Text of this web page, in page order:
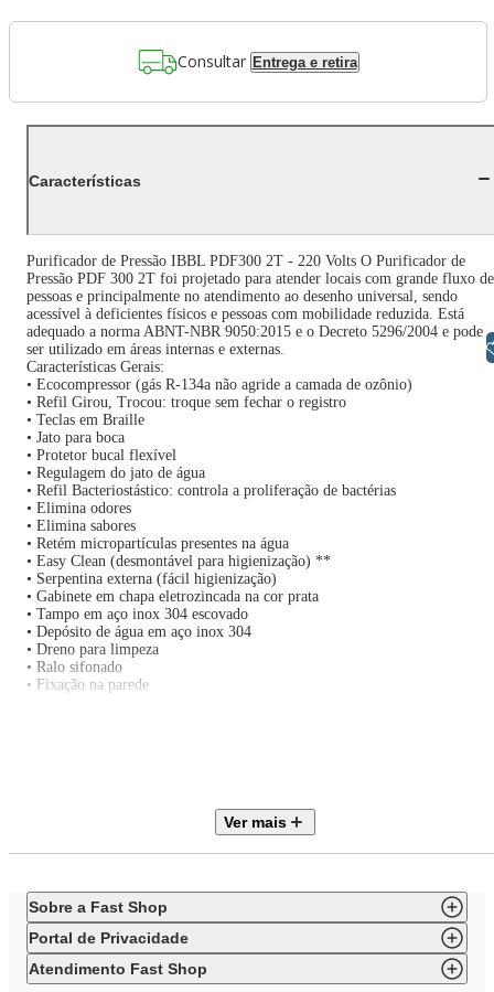
Consultar Entrega e retira
Características
Purificador de Pressão IBBL PDF300 2T - 220 Volts O Purificador de
Pressão PDF 300 2T foi projetado para atender locais com grande fluxo de
pessoas e principalmente no atendimento ao desenho universal, sendo
acessível à deficientes físicos e pessoas com mobilidade reduzida. Está
adequado a norma ABNT-NBR 9050:2015 e o Decreto 5296/2004 e pode
ser utilizado em áreas internas e externas.
Características Gerais:
• Ecocompressor (gás R-134a não agride a camada de ozônio)
• Refil Girou, Trocou: troque sem fechar o registro
• Teclas em Braille
• Jato para boca
• Protetor bucal flexível
• Regulagem do jato de água
• Refil Bacteriostástico: controla a proliferação de bactérias
• Elimina odores
• Elimina sabores
• Retém micropartículas presentes na água
• Easy Clean (desmontável para higienização) **
• Serpentina externa (fácil higienização)
• Gabinete em chapa eletrozincada na cor prata
• Tampo em aço inox 304 escovado
• Depósito de água em aço inox 304
• Dreno para limpeza
• Ralo sifonado
• Fixação na parede
• Potência (W): 185
• Frequência - Mercado Nacional (Hz): 60
• Consumo de Energia (kWh/mês): 2,85
• Eficiência Energética (kW/L): 0,023.
Eficiência em melhoria da qualidade da água
• Etapas de Purificação: 6
Ver mais
Sobre a Fast Shop
Portal de Privacidade
Atendimento Fast Shop